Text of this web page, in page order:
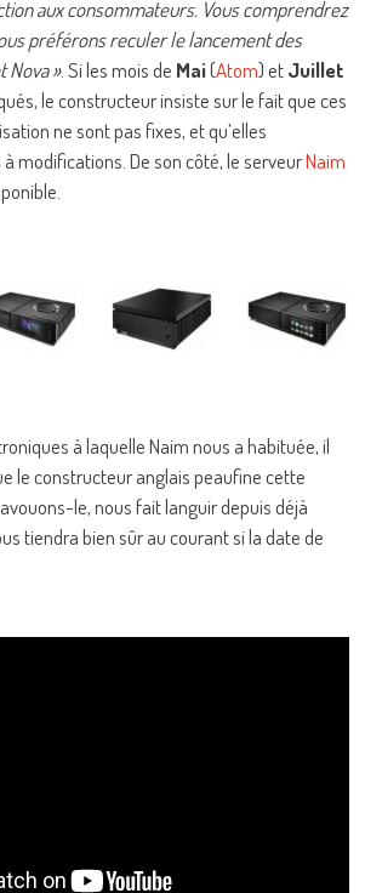
aux consommateurs. Vous comprendrez
préférons reculer le lancement des
Nova ». Si les mois de Mai(Atom) etJuillet
le constructeur insiste sur le fait que ces
ne sont pas fixes, et qu’elles
modifications. De son côté, le serveurNaim
à laquelle Naim nous a habituée, il
le constructeur anglais peaufine cette
le, nous fait languir depuis déjà
tiendra bien sûr au courant si la date de